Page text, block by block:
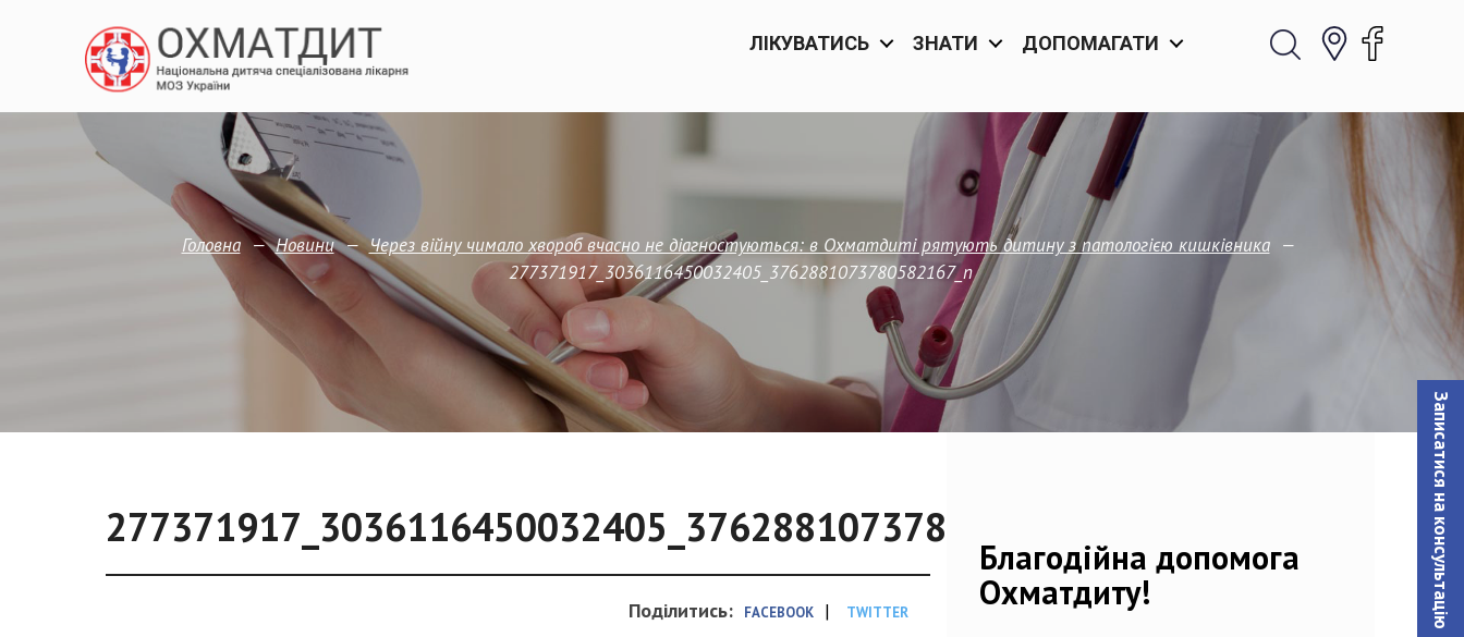
Записатися на консультацiю
ЛІКУВАТИСЬ ЗНАТИ ДОПОМАГАТИ
Головна — Новини — Через війну чимало хвороб вчасно не діагностуються: в Охматдиті рятують дитину з патологією кишківника —
277371917_3036116450032405_3762881073780582167_n
277371917_3036116450032405_3762881073780582167_n
Поділитись: FACEBOOK | TWITTER
Благодійна допомога
Охматдиту!